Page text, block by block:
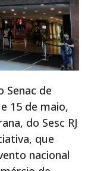
Senac de
15 de maio,
do Sesc RJ
que
nacional